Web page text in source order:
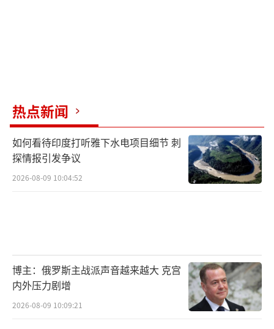
热点新闻
如何看待印度打听雅下水电项目细节 刺
探情报引发争议
2026-08-09 10:04:52
博主：俄罗斯主战派声音越来越大 克宫
内外压力剧增
2026-08-09 10:09:21